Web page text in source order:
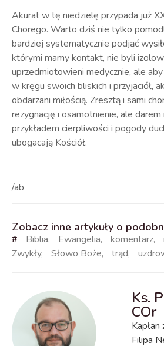
Akurat w tę niedzielę przypada już
Chorego. Warto dziś nie tylko
bardziej systematycznie podjąć
którymi mamy kontakt, nie byli
uprzedmiotowieni medycznie, ale
w kręgu swoich bliskich i przyjaciół,
obdarzani miłością. Zresztą i sami
rezygnację i osamotnienie, ale
przykładem cierpliwości i pogody
ubogacają Kościół.
/ab
Zobacz inne artykuły o
# Biblia, Ewangelia, komentarz,
Zwykły, Słowo Boże, trąd,
Ks.
COr
Filipa